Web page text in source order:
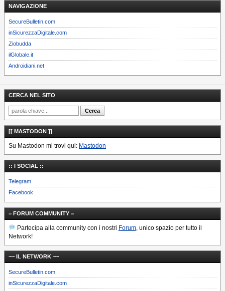
NAVIGAZIONE
SecureBulletin.com
inSicurezzaDigitale.com
Ziobudda
ilGlobale.it
Androidiani.net
CERCA NEL SITO
[[ MASTODON ]]
Su Mastodon mi trovi qui: Mastodon
:: I SOCIAL ::
Telegram
Facebook
= FORUM COMMUNITY =
Partecipa alla community con i nostri Forum, unico spazio per tutto il
Network!
~~ IL NETWORK ~~
SecureBulletin.com
inSicurezzaDigitale.com